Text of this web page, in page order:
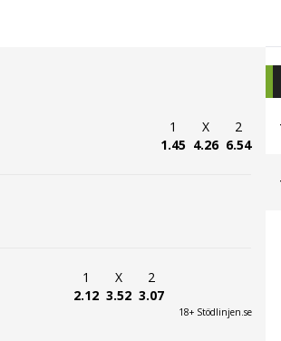
1
1.45
X
4.26
2
6.54
1
2.12
X
3.52
2
3.07
18+ Stödlinjen.se